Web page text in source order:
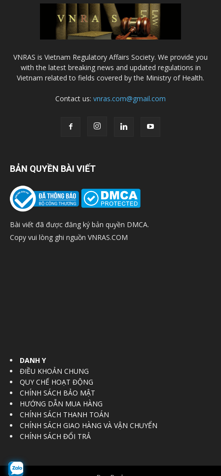
VNRAS is Vietnam Regulatory Affairs Society. We provide you
with the latest breaking news and updated regulations in
Vietnam related to fields covered by the Ministry of Health.
Contact us: vnras.com@gmail.com
BẢN QUYỀN BÀI VIẾT
Bài viết đã được đăng ký bản quyền DMCA.
Copy vui lòng ghi nguồn VNRAS.COM
DANH Y
ĐIỀU KHOẢN CHUNG
QUY CHẾ HOẠT ĐỘNG
CHÍNH SÁCH BẢO MẬT
HƯỚNG DẪN MUA HÀNG
CHÍNH SÁCH THANH TOÁN
CHÍNH SÁCH GIAO HÀNG VÀ VẬN CHUYỂN
CHÍNH SÁCH ĐỔI TRẢ